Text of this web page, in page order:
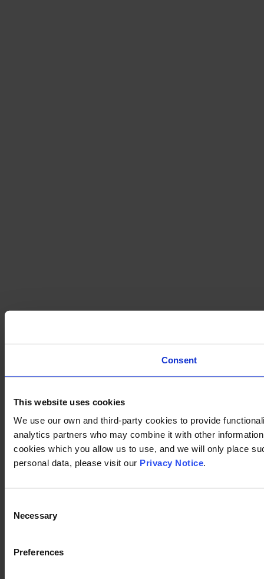
Consent
This website uses cookies
We use our own and third-party cookies to provide
analytics partners who may combine it with other
cookies which you allow us to use, and we will only place
personal data, please visit our Privacy Notice.
Selection
Necessary
Preferences